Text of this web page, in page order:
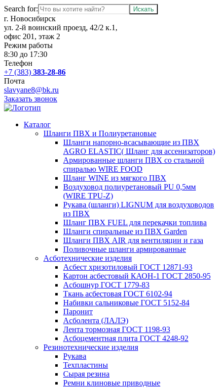
Search for:
г. Новосибирск
ул. 2-й воинский проезд, 42/2 к.1,
офис 201, этаж 2
Режим работы
8:30 до 17:30
Телефон
+7 (383) 383-28-86
Почта
slavyane8@bk.ru
Заказать звонок
Каталог
Шланги ПВХ и Полиуретановые
Шланги напорно-всасывающие из ПВХ
AGRO ELASTIC( Шланг для ассенизаторов)
Армированные шланги ПВХ со стальной
спиралью WIRE FOOD
Шланг WINE из мягкого ПВХ
Воздуховод полиуретановый PU 0,5мм
(WIRE TPU-Z)
Рукава (шланги) LIGNUM для воздуховодов
из ПВХ
Шланг ПВХ FUEL для перекачки топлива
Шланги спиральные из ПВХ Garden
Шланги ПВХ AIR для вентиляции и газа
Поливочные шланги армированные
Асботехнические изделия
Асбест хризотиловый ГОСТ 12871-93
Картон aсбестовый КАОН-1 ГОСТ 2850-95
Асбошнур ГОСТ 1779-83
Ткань асбестовая ГОСТ 6102-94
Набивки сальниковые ГОСТ 5152-84
Паронит
Асболента (ЛАЛЭ)
Лента тормозная ГОСТ 1198-93
Асбоцементная плита ГОСТ 4248-92
Резинотехнические изделия
Рукава
Техпластины
Сырая резина
Ремни клиновые приводные